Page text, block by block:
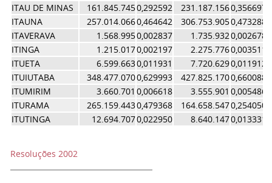
ITAU DE MINAS
161.845.7450,292592 231.187.1560,356697
ITAUNA
257.014.0660,464642 306.753.9050,473288
ITAVERAVA
1.568.9950,002837 1.735.9320,002678
ITINGA
1.215.0170,002197 2.275.7760,003511
ITUETA
6.599.6630,011931 7.720.6290,011912
ITUIUTABA
348.477.0700,629993 427.825.1700,660088
ITUMIRIM
3.660.701 0,006618 3.555.901 0,005486
ITURAMA
265.159.4430,479368 164.658.5470,254050
ITUTINGA
12.694.7070,022950 8.640.1470,013331
Resoluções 2002